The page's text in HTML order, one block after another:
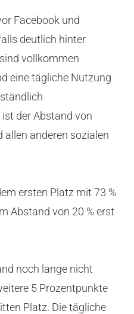
Facebook und
deutlich hinter
vollkommen
eine tägliche Nutzung
der Abstand von
allen anderen sozialen
ersten Platz mit 73 %
Abstand von 20 % erst
noch lange nicht
5 Prozentpunkte
Platz. Die tägliche